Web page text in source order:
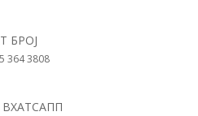
БРОЈ
364 3808